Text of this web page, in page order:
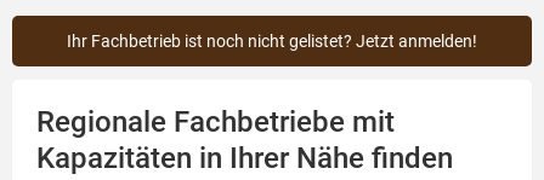
Ihr Fachbetrieb ist noch nicht gelistet? Jetzt anmelden!
Regionale Fachbetriebe mit
Kapazitäten in Ihrer Nähe finden